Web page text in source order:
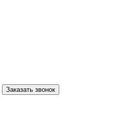
Заказать звонок